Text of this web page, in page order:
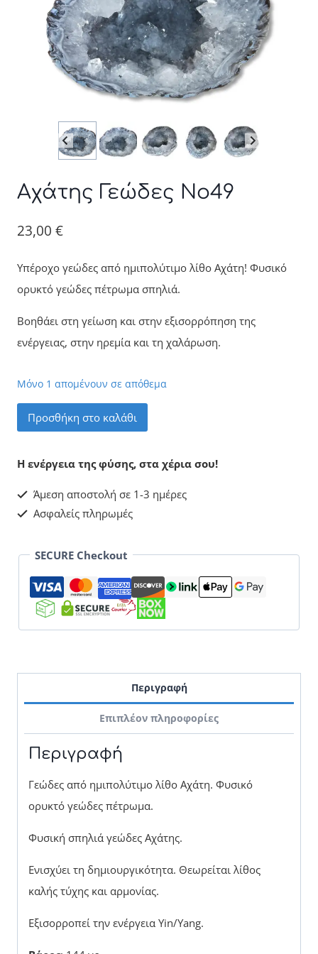
Αχάτης Γεώδες Νο49
23,00 €
Υπέροχο γεώδες από ημιπολύτιμο λίθο Αχάτη! Φυσικό
ορυκτό γεώδες πέτρωμα σπηλιά.
Βοηθάει στη γείωση και στην εξισορρόπηση της
ενέργειας, στην ηρεμία και τη χαλάρωση.
Μόνο 1 απομένουν σε απόθεμα
Αχάτης
Γεώδες
Προσθήκη στο καλάθι
Η ενέργεια της φύσης, στα χέρια σου!
Άμεση αποστολή σε 1-3 ημέρες
Ασφαλείς πληρωμές
SECURE Checkout
Περιγραφή
Επιπλέον πληροφορίες
Περιγραφή
Γεώδες από ημιπολύτιμο λίθο Αχάτη. Φυσικό
ορυκτό γεώδες πέτρωμα.
Φυσική σπηλιά γεώδες Αχάτης.
Ενισχύει τη δημιουργικότητα. Θεωρείται λίθος
καλής τύχης και αρμονίας.
Εξισορροπεί την ενέργεια Yin/Yang.